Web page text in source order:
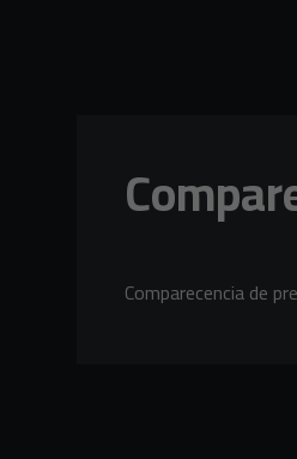
Comparecencia de